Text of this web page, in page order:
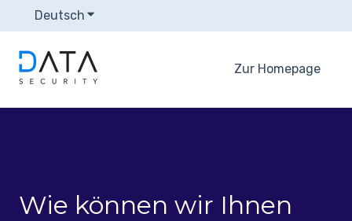
Deutsch Untermenü für Übersetzungen anzeigen
Zur Homepage
Wie können wir Ihnen